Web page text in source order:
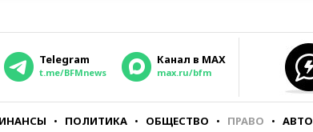
Telegram
t.me/BFMnews
Канал в MAX
max.ru/bfm
ПОЛИТИКА ОБЩЕСТВО ПРАВО АВТО